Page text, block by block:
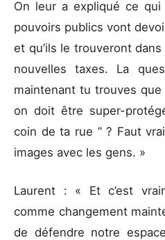
On leur a expliqué ce
pouvoirs publics vont
et qu’ils le trouveront
nouvelles taxes. La
maintenant tu trouves que
on doit être super-
coin de ta rue ” ? Faut
images avec les gens. »
Laurent : « Et c’est
comme changement
de défendre notre